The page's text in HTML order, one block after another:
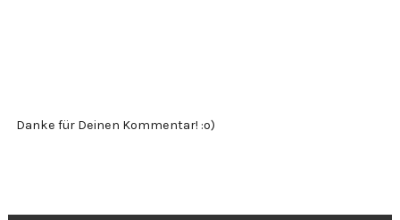
Danke für Deinen Kommentar! :o)